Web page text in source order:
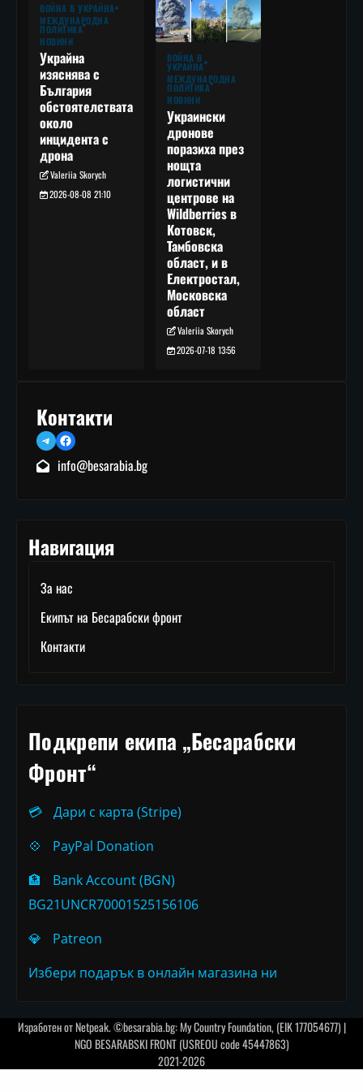
ВОЙНА В УКРАЙНА
МЕЖДУНАРОДНА
ПОЛИТИКА
НОВИНИ
Украйна
изяснява с
България
обстоятелствата
около
инцидента с
дрона
Valeriia Skorych
2026-08-08 21:10
ВОЙНА В
УКРАЙНА
МЕЖДУНАРОДНА
ПОЛИТИКА
НОВИНИ
Украински
дронове
поразиха през
нощта
логистични
центрове на
Wildberries в
Котовск,
Тамбовска
област, и в
Електростал,
Московска
област
Valeriia Skorych
2026-07-18 13:56
Контакти
TelegramFacebook
info@besarabia.bg
Навигация
За нас
Екипът на Бесарабски фронт
Контакти
Подкрепи екипа „Бесарабски
Фронт“
💳
Дари с карта (Stripe)
💠
PayPal Donation
🏦
Bank Account (BGN)
BG21UNCR70001525156106
💎
Patreon
Избери подарък в онлайн магазина ни
Изработен отNetpeak. ©besarabia.bg: My Country Foundation, (EIK 177054677) |
NGO BESARABSKI FRONT (USREOU code 45447863)
2021-2026